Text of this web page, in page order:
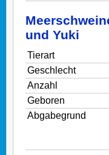
und Yuki
Tierart
Geschlecht
Anzahl
Geboren
Abgabegrund